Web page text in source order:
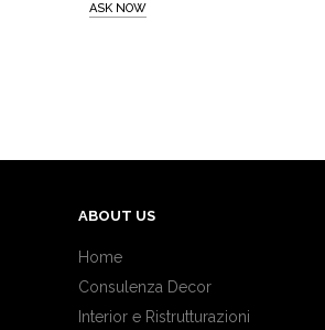
ASK NOW
ABOUT US
Home
Consulenza Decor
Interior e Ristrutturazioni